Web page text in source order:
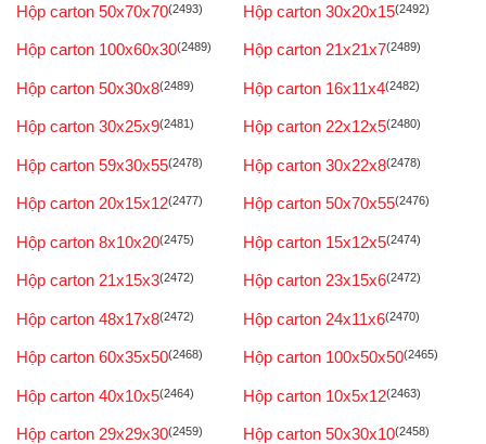
Hộp carton 50x70x70(2493) Hộp carton 30x20x15(2492)
Hộp carton 100x60x30(2489) Hộp carton 21x21x7(2489)
Hộp carton 50x30x8(2489) Hộp carton 16x11x4(2482)
Hộp carton 30x25x9(2481) Hộp carton 22x12x5(2480)
Hộp carton 59x30x55(2478) Hộp carton 30x22x8(2478)
Hộp carton 20x15x12(2477) Hộp carton 50x70x55(2476)
Hộp carton 8x10x20(2475) Hộp carton 15x12x5(2474)
Hộp carton 21x15x3(2472) Hộp carton 23x15x6(2472)
Hộp carton 48x17x8(2472) Hộp carton 24x11x6(2470)
Hộp carton 60x35x50(2468) Hộp carton 100x50x50(2465)
Hộp carton 40x10x5(2464) Hộp carton 10x5x12(2463)
Hộp carton 29x29x30(2459) Hộp carton 50x30x10(2458)